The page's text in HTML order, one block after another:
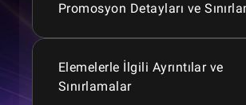
Oyuncular, oyunlara veya
24+ yaşında olmalıdır.
Ödül havuzları, garantiler,
Promosyon Detayları ve
WSOP Express her gün 00:00:00 ile
23:59:59 (UTC -8) arasında çalışır.
Elemelerle İlgili Ayrıntılar ve
Sınırlamalar